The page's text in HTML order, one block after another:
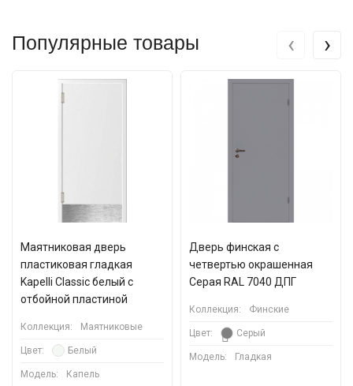
Популярные товары
Маятниковая дверь
пластиковая гладкая
Kapelli Classic белый с
отбойной пластиной
Коллекция: Маятниковые
Цвет: Белый
Модель: Капель
Дверь финская с
четвертью окрашенная
Серая RAL 7040 ДПГ
Коллекция: Финские
Цвет: Серый
Модель: Гладкая
‹ ›